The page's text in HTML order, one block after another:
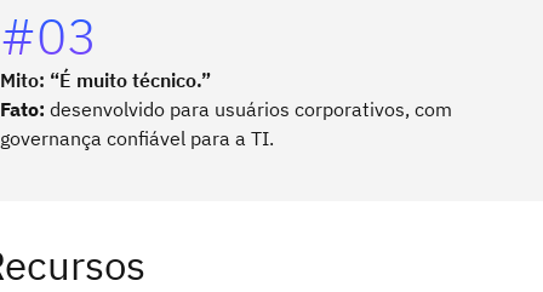
#03
Mito: “É muito técnico.”
Fato: desenvolvido para usuários corporativos, com
governança confiável para a TI.